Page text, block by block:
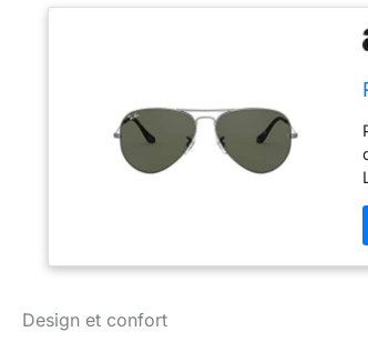
Design et confort